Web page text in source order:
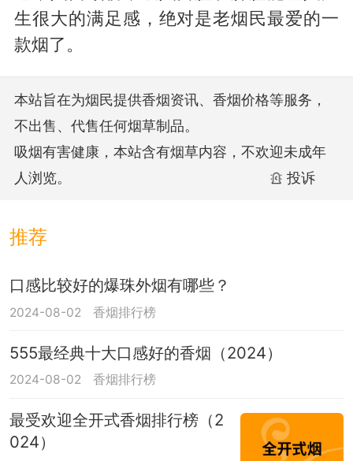
生很大的满足感，绝对是老烟民最爱的一
款烟了。
本站旨在为烟民提供香烟资讯、香烟价格等服务，
不出售、代售任何烟草制品。
吸烟有害健康，本站含有烟草内容，不欢迎未成年
人浏览。
投诉
推荐
口感比较好的爆珠外烟有哪些？
2024-08-02 香烟排行榜
555最经典十大口感好的香烟（2024）
2024-08-02 香烟排行榜
最受欢迎全开式香烟排行榜（2
024）